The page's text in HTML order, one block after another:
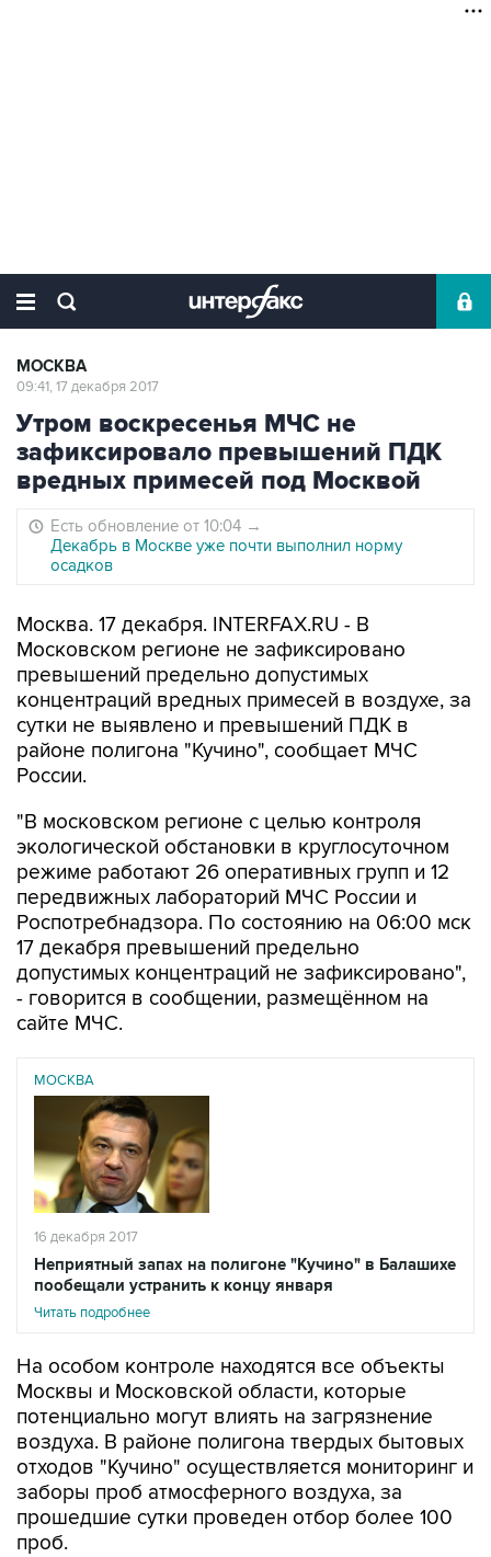
МОСКВА
09:41, 17 декабря 2017
Утром воскресенья МЧС не
зафиксировало превышений ПДК
вредных примесей под Москвой
Есть обновление от 10:04 →
Декабрь в Москве уже почти выполнил норму
осадков
Москва. 17 декабря. INTERFAX.RU - В
Московском регионе не зафиксировано
превышений предельно допустимых
концентраций вредных примесей в воздухе, за
сутки не выявлено и превышений ПДК в
районе полигона "Кучино", сообщает МЧС
России.
"В московском регионе с целью контроля
экологической обстановки в круглосуточном
режиме работают 26 оперативных групп и 12
передвижных лабораторий МЧС России и
Роспотребнадзора. По состоянию на 06:00 мск
17 декабря превышений предельно
допустимых концентраций не зафиксировано",
- говорится в сообщении, размещённом на
сайте МЧС.
МОСКВА
16 декабря 2017
Неприятный запах на полигоне "Кучино" в Балашихе
пообещали устранить к концу января
Читать подробнее
На особом контроле находятся все объекты
Москвы и Московской области, которые
потенциально могут влиять на загрязнение
воздуха. В районе полигона твердых бытовых
отходов "Кучино" осуществляется мониторинг и
заборы проб атмосферного воздуха, за
прошедшие сутки проведен отбор более 100
проб.